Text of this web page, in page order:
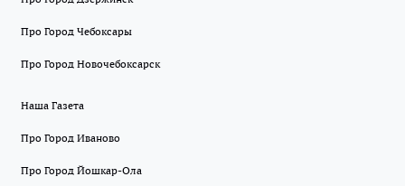
Про Город Чебоксары
Про Город Новочебоксарск
Наша Газета
Про Город Иваново
Про Город Йошкар-Ола